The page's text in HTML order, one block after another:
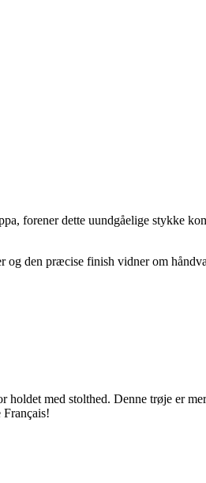
forener dette uundgåelige stykke
og den præcise finish vidner om
holdet med stolthed. Denne trøje er